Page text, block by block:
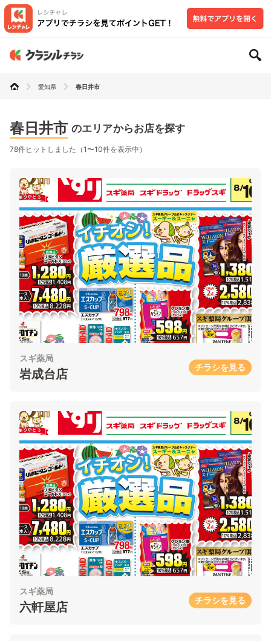
愛知県 春日井市
春日井市 のエリアからお店を探す
78件ヒットしました（1〜10件を表示中）
スギ薬局
岩成台店 チラシを見る
スギ薬局
六軒屋店 チラシを見る